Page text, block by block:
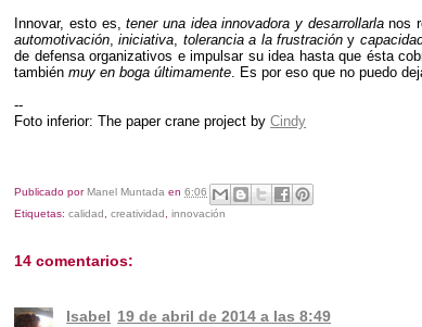
Innovar, esto es,tener una idea innovadora y desarrollarlanos
automotivación,iniciativa, tolerancia a la frustracióny
de defensa organizativos e impulsar su idea hasta que ésta
tambiénmuy en boga últimamente. Es por eso que no puedo
--
Foto inferior: The paper crane project byCindy
Publicado por Manel Muntada en6:06
Etiquetas:calidad ,creatividad ,innovación
14 comentarios:
Isabel 19 de abril de 2014 a las 8:49